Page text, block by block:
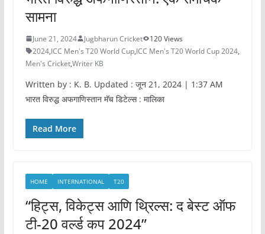
सामना
June 21, 2024 Jugbharun Cricket
120 Views
2024,ICC Men's T20 World Cup,ICC Men's T20 World Cup 2024,
Men's Cricket,Writer KB
Written by : K. B. Updated : जून 21, 2024 | 1:37 AM
भारत विरुद्ध अफगाणिस्तान मॅच डिटेल्स : मालिका
Read More
HOME INTERNATIONAL T20
“हिट्स, विकेट्स आणि थ्रिल्स: द बेस्ट ऑफ
टी-20 वर्ल्ड कप 2024”